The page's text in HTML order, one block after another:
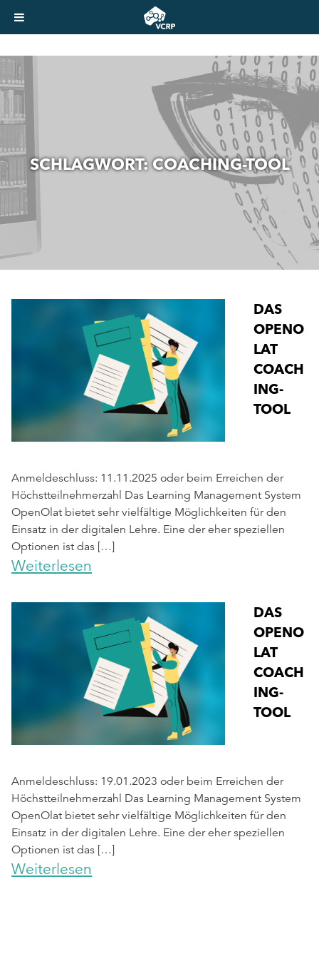
SCHLAGWORT:COACHING-TOOL
DAS
OPENO
LAT
COACH
ING-
TOOL
Anmeldeschluss: 11.11.2025 oder beim Erreichen der
Höchstteilnehmerzahl Das Learning Management System
OpenOlat bietet sehr vielfältige Möglichkeiten für den
Einsatz in der digitalen Lehre. Eine der eher speziellen
Optionen ist das […]
Weiterlesen
DAS
OPENO
LAT
COACH
ING-
TOOL
Anmeldeschluss: 19.01.2023 oder beim Erreichen der
Höchstteilnehmerzahl Das Learning Management System
OpenOlat bietet sehr vielfältige Möglichkeiten für den
Einsatz in der digitalen Lehre. Eine der eher speziellen
Optionen ist das […]
Weiterlesen